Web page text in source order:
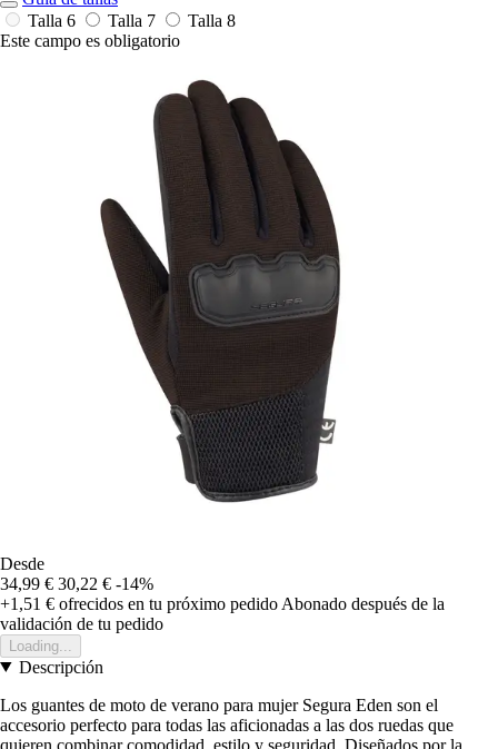
Talla 6
Talla 7
Talla 8
Este campo es obligatorio
Desde
34,99 € 30,22 € -14%
+1,51 € ofrecidos en tu próximo pedido Abonado después de la
validación de tu pedido
Loading...
Descripción
Los guantes de moto de verano para mujer Segura Eden son el
accesorio perfecto para todas las aficionadas a las dos ruedas que
quieren combinar comodidad, estilo y seguridad. Diseñados por la